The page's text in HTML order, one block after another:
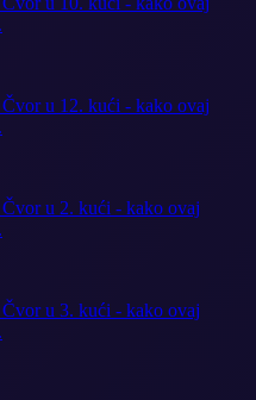
Čvor u 12. kući - kako ovaj
Čvor u 2. kući - kako ovaj
Čvor u 3. kući - kako ovaj